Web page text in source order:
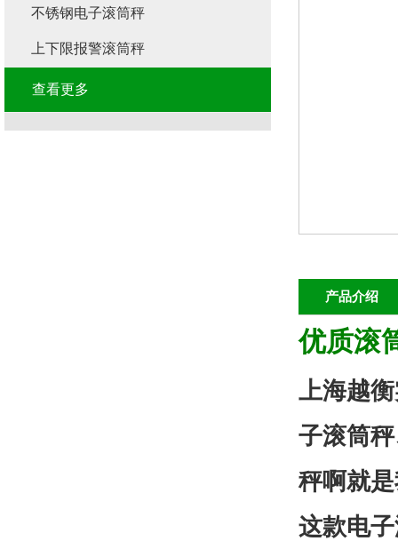
产品介绍
优质滚
上海越
子滚筒
秤啊就
这款电
不锈钢电子滚筒秤
上下限报警滚筒秤
查看更多